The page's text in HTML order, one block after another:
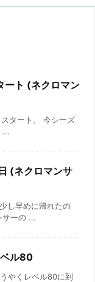
ト (ネクロマン
タート。 今シーズ
...
(ネクロマンサ
し早めに帰れたの
サーの ...
ル80
やくレベル80に到